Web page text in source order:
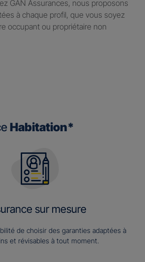
GAN Assurances, nous proposons
à chaque profil, que vous soyez
occupant ou propriétaire non
Habitation*
sur mesure
de choisir des garanties adaptées à
et révisables à tout moment.